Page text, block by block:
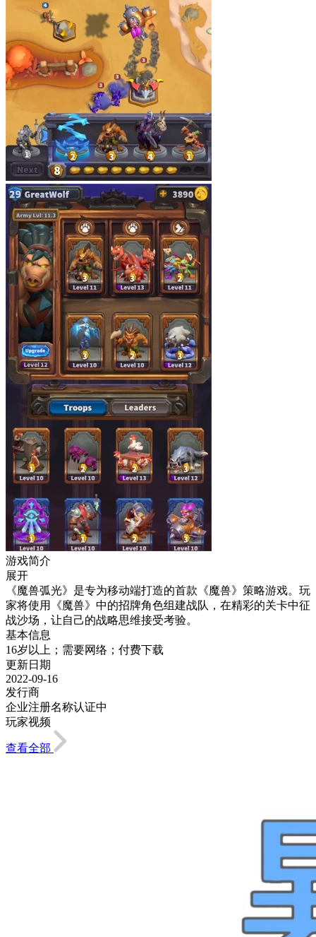
游戏简介
展开
《魔兽弧光》是专为移动端打造的首款《魔兽》策略游戏。玩
家将使用《魔兽》中的招牌角色组建战队，在精彩的关卡中征
战沙场，让自己的战略思维接受考验。
基本信息
16岁以上；需要网络；付费下载
更新日期
2022-09-16
发行商
企业注册名称认证中
玩家视频
查看全部